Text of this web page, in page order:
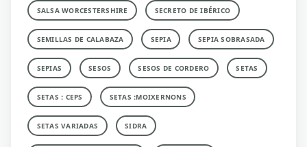
SALSA WORCESTERSHIRE SECRETO DE IBÉRICO
SEMILLAS DE CALABAZA SEPIA SEPIA SOBRASADA
SEPIAS SESOS SESOS DE CORDERO SETAS
SETAS : CEPS SETAS :MOIXERNONS
SETAS VARIADAS SIDRA